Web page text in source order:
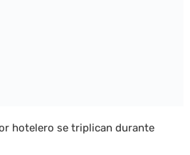
hotelero se triplican durante